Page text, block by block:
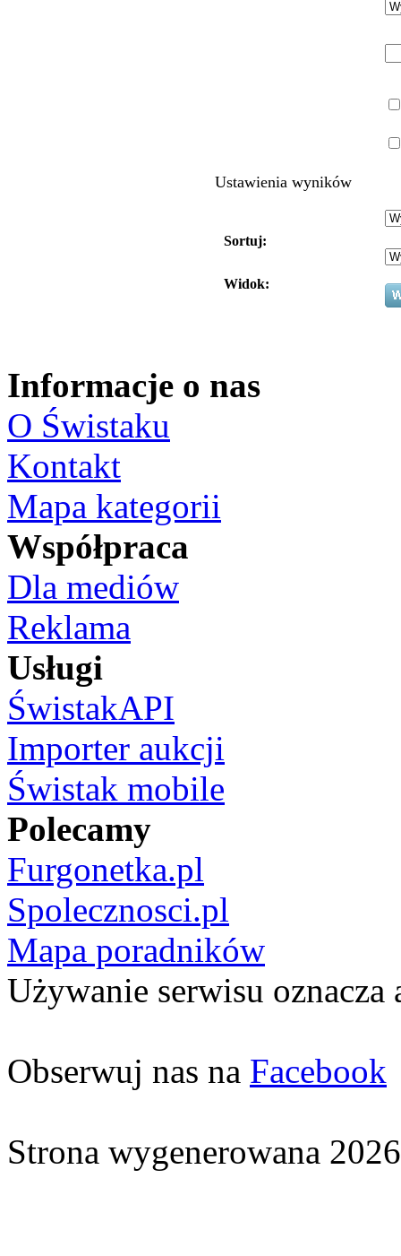
Ustawienia wyników
Sortuj:
Widok:
Informacje o nas
O Świstaku
Kontakt
Mapa kategorii
Współpraca
Dla mediów
Reklama
Usługi
ŚwistakAPI
Importer aukcji
Świstak mobile
Polecamy
Furgonetka.pl
Spolecznosci.pl
Mapa poradników
Używanie serwisu oznacza
Obserwuj nas na Facebook
Strona wygenerowana